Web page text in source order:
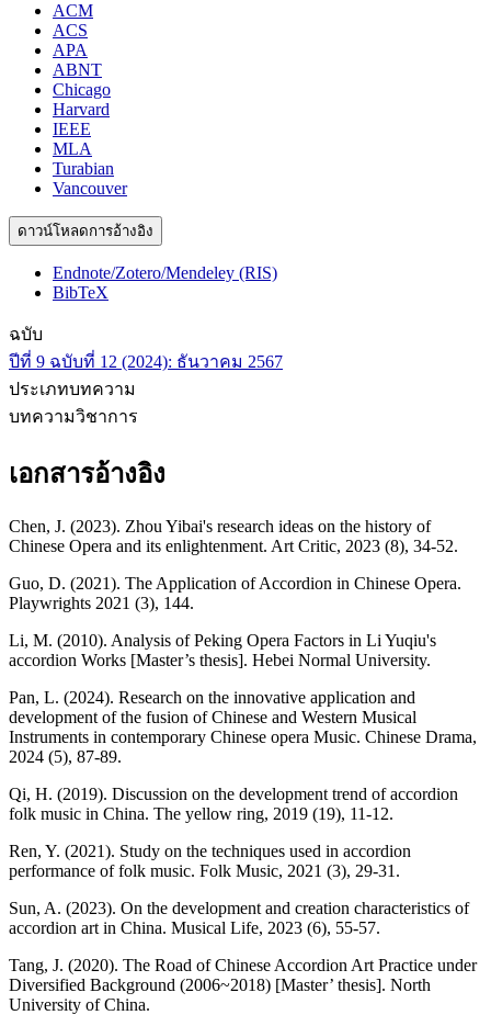
ACM
ACS
APA
ABNT
Chicago
Harvard
IEEE
MLA
Turabian
Vancouver
ดาวน์โหลดการอ้างอิง
Endnote/Zotero/Mendeley (RIS)
BibTeX
ฉบับ
ปีที่ 9 ฉบับที่ 12 (2024): ธันวาคม 2567
ประเภทบทความ
บทความวิชาการ
เอกสารอ้างอิง
Chen, J. (2023). Zhou Yibai's research ideas on the history of
Chinese Opera and its enlightenment. Art Critic, 2023 (8), 34-52.
Guo, D. (2021). The Application of Accordion in Chinese Opera.
Playwrights 2021 (3), 144.
Li, M. (2010). Analysis of Peking Opera Factors in Li Yuqiu's
accordion Works [Master’s thesis]. Hebei Normal University.
Pan, L. (2024). Research on the innovative application and
development of the fusion of Chinese and Western Musical
Instruments in contemporary Chinese opera Music. Chinese Drama,
2024 (5), 87-89.
Qi, H. (2019). Discussion on the development trend of accordion
folk music in China. The yellow ring, 2019 (19), 11-12.
Ren, Y. (2021). Study on the techniques used in accordion
performance of folk music. Folk Music, 2021 (3), 29-31.
Sun, A. (2023). On the development and creation characteristics of
accordion art in China. Musical Life, 2023 (6), 55-57.
Tang, J. (2020). The Road of Chinese Accordion Art Practice under
Diversified Background (2006~2018) [Master’ thesis]. North
University of China.